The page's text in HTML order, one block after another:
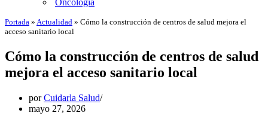
Oncología
Portada » Actualidad » Cómo la construcción de centros de salud mejora el
acceso sanitario local
Cómo la construcción de centros de salud
mejora el acceso sanitario local
porCuidarla Salud
mayo 27, 2026